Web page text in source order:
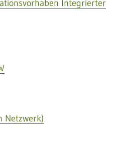
Integrierter
Netzwerk)